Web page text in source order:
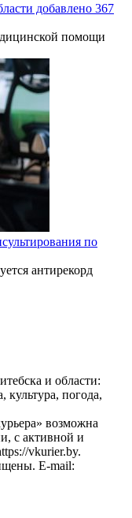
добавлено 367
помощи
по
антирекорд
и области:
культура, погода,
возможна
с активной и
vkurier.by.
E-mail: